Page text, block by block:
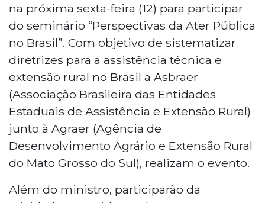
na próxima sexta-feira (12) para participar
do seminário “Perspectivas da Ater Pública
no Brasil”. Com objetivo de sistematizar
diretrizes para a assistência técnica e
extensão rural no Brasil a Asbraer
(Associação Brasileira das Entidades
Estaduais de Assistência e Extensão Rural)
junto à Agraer (Agência de
Desenvolvimento Agrário e Extensão Rural
do Mato Grosso do Sul), realizam o evento.
Além do ministro, participarão da